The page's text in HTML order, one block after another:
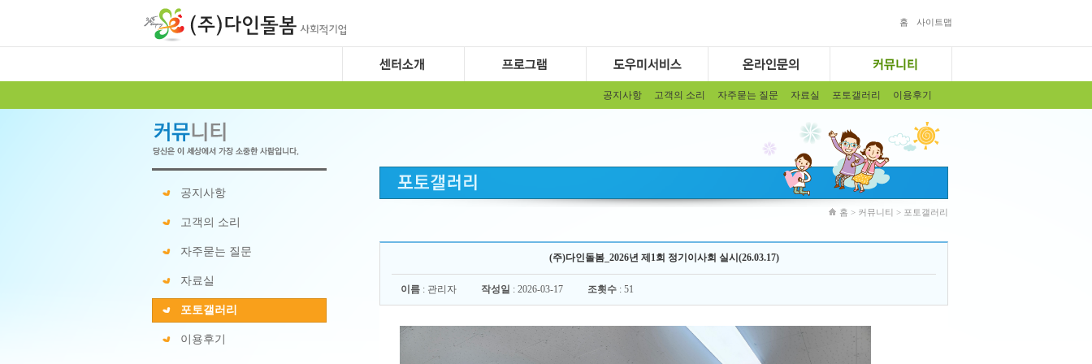
홈 사이트맵
공지사항 고객의 소리 자주묻는 질문 자료실 포토갤러리 이용후기
공지사항
고객의 소리
자주묻는 질문
자료실
포토갤러리
이용후기
홈 > 커뮤니티 > 포토갤러리
(주)다인돌봄_2026년 제1회 정기이사회 실시(26.03.17)
이름 : 관리자 작성일 : 2026-03-17 조횟수 : 51